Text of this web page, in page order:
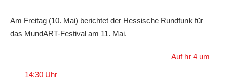
Am Freitag (10. Mai) berichtet der Hessische Rundfunk für
das MundART-Festival am 11. Mai.
Auf hr 4 um
14:30 Uhr